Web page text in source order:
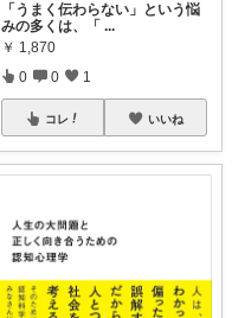
「うまく伝わらない」という悩
みの多くは、「 ...
￥ 1,870
0 0 1
コレ いいね